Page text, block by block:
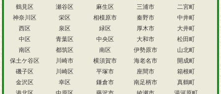
鶴見区
神奈川区
西区
中区
南区
保土ケ谷区
磯子区
金沢区
瀬谷区
栄区
泉区
青葉区
都筑区
川崎市
川崎区
幸区
麻生区
相模原市
緑区
中央区
南区
横須賀市
平塚市
鎌倉市
三浦市
秦野市
厚木市
大和市
伊勢原市
海老名市
座間市
南足柄市
二宮町
中井町
大井町
松田町
山北町
開成町
箱根町
真鶴町